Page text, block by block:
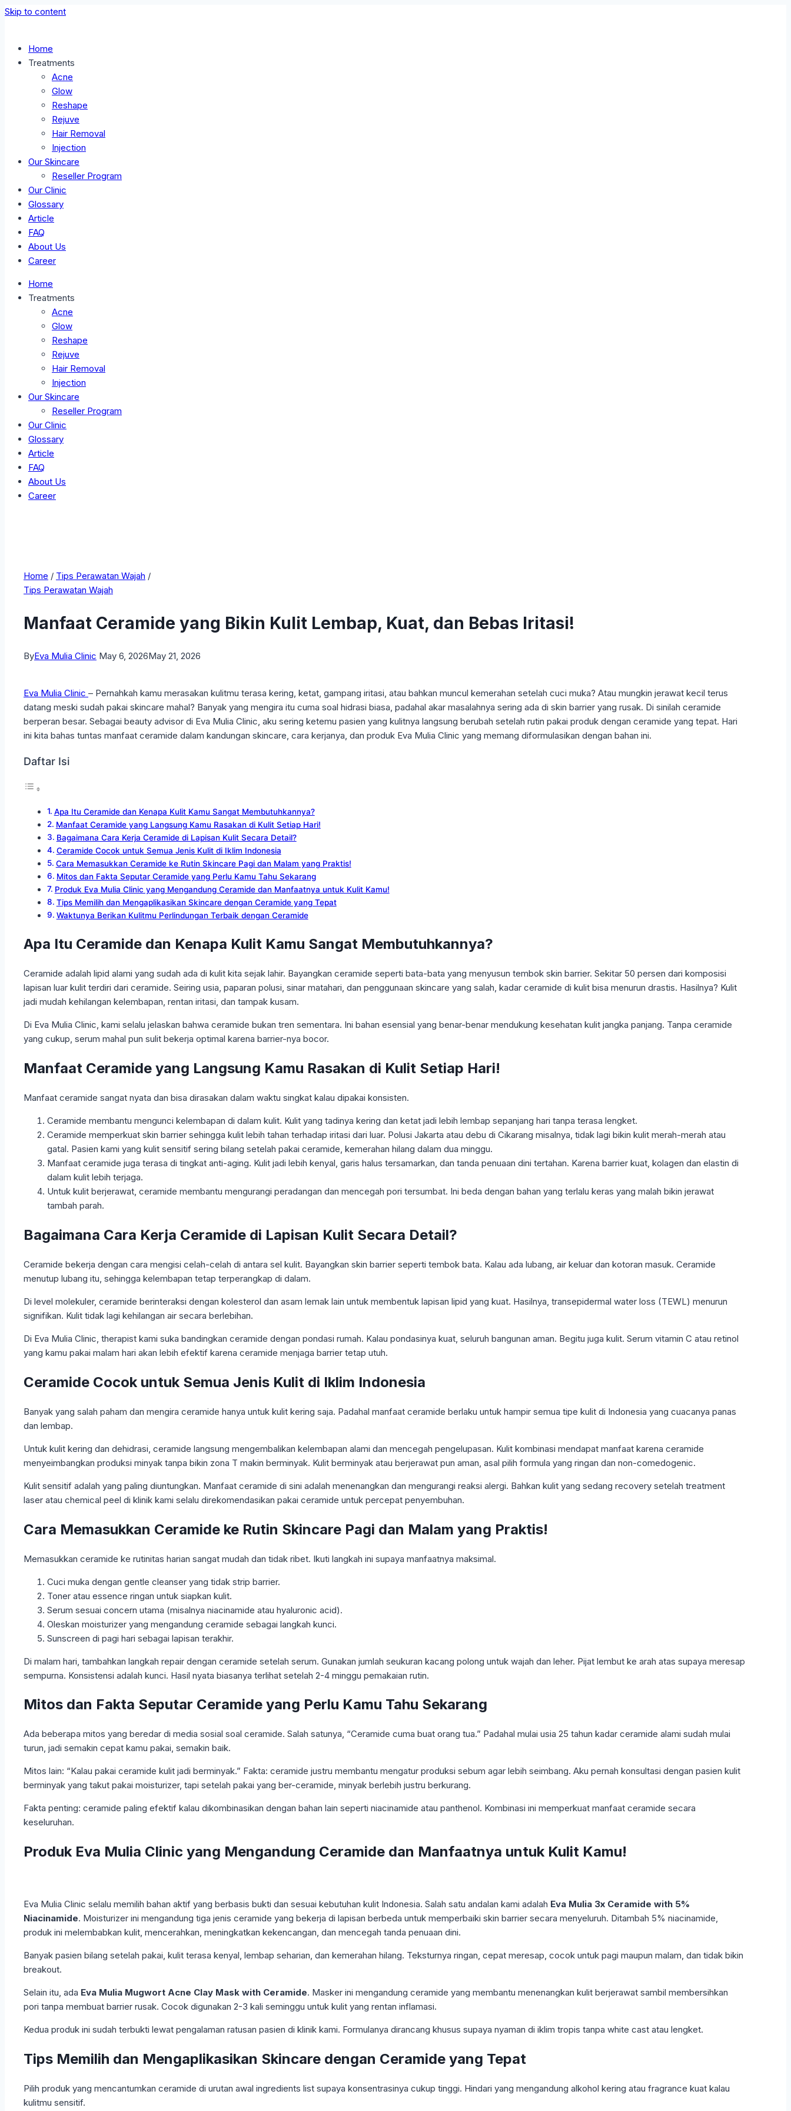
Skip to content
Home
Treatments
Acne
Glow
Reshape
Rejuve
Hair Removal
Injection
Our Skincare
Reseller Program
Our Clinic
Glossary
Article
FAQ
About Us
Career
Home
Treatments
Acne
Glow
Reshape
Rejuve
Hair Removal
Injection
Our Skincare
Reseller Program
Our Clinic
Glossary
Article
FAQ
About Us
Career
Home / Tips Perawatan Wajah /
Tips Perawatan Wajah
Manfaat Ceramide yang Bikin Kulit Lembap, Kuat, dan Bebas Iritasi!
ByEva Mulia Clinic May 6, 2026May 21, 2026
Eva Mulia Clinic – Pernahkah kamu merasakan kulitmu terasa kering, ketat, gampang iritasi, atau bahkan muncul kemerahan setelah cuci muka? Atau mungkin jerawat kecil terus
datang meski sudah pakai skincare mahal? Banyak yang mengira itu cuma soal hidrasi biasa, padahal akar masalahnya sering ada di skin barrier yang rusak. Di sinilah ceramide
berperan besar. Sebagai beauty advisor di Eva Mulia Clinic, aku sering ketemu pasien yang kulitnya langsung berubah setelah rutin pakai produk dengan ceramide yang tepat. Hari
ini kita bahas tuntas manfaat ceramide dalam kandungan skincare, cara kerjanya, dan produk Eva Mulia Clinic yang memang diformulasikan dengan bahan ini.
Daftar Isi
Apa Itu Ceramide dan Kenapa Kulit Kamu Sangat Membutuhkannya?
Manfaat Ceramide yang Langsung Kamu Rasakan di Kulit Setiap Hari!
Bagaimana Cara Kerja Ceramide di Lapisan Kulit Secara Detail?
Ceramide Cocok untuk Semua Jenis Kulit di Iklim Indonesia
Cara Memasukkan Ceramide ke Rutin Skincare Pagi dan Malam yang Praktis!
Mitos dan Fakta Seputar Ceramide yang Perlu Kamu Tahu Sekarang
Produk Eva Mulia Clinic yang Mengandung Ceramide dan Manfaatnya untuk Kulit Kamu!
Tips Memilih dan Mengaplikasikan Skincare dengan Ceramide yang Tepat
Waktunya Berikan Kulitmu Perlindungan Terbaik dengan Ceramide
Apa Itu Ceramide dan Kenapa Kulit Kamu Sangat Membutuhkannya?
Ceramide adalah lipid alami yang sudah ada di kulit kita sejak lahir. Bayangkan ceramide seperti bata-bata yang menyusun tembok skin barrier. Sekitar 50 persen dari komposisi
lapisan luar kulit terdiri dari ceramide. Seiring usia, paparan polusi, sinar matahari, dan penggunaan skincare yang salah, kadar ceramide di kulit bisa menurun drastis. Hasilnya? Kulit
jadi mudah kehilangan kelembapan, rentan iritasi, dan tampak kusam.
Di Eva Mulia Clinic, kami selalu jelaskan bahwa ceramide bukan tren sementara. Ini bahan esensial yang benar-benar mendukung kesehatan kulit jangka panjang. Tanpa ceramide
yang cukup, serum mahal pun sulit bekerja optimal karena barrier-nya bocor.
Manfaat Ceramide yang Langsung Kamu Rasakan di Kulit Setiap Hari!
Manfaat ceramide sangat nyata dan bisa dirasakan dalam waktu singkat kalau dipakai konsisten.
Ceramide membantu mengunci kelembapan di dalam kulit. Kulit yang tadinya kering dan ketat jadi lebih lembap sepanjang hari tanpa terasa lengket.
Ceramide memperkuat skin barrier sehingga kulit lebih tahan terhadap iritasi dari luar. Polusi Jakarta atau debu di Cikarang misalnya, tidak lagi bikin kulit merah-merah atau
gatal. Pasien kami yang kulit sensitif sering bilang setelah pakai ceramide, kemerahan hilang dalam dua minggu.
Manfaat ceramide juga terasa di tingkat anti-aging. Kulit jadi lebih kenyal, garis halus tersamarkan, dan tanda penuaan dini tertahan. Karena barrier kuat, kolagen dan elastin di
dalam kulit lebih terjaga.
Untuk kulit berjerawat, ceramide membantu mengurangi peradangan dan mencegah pori tersumbat. Ini beda dengan bahan yang terlalu keras yang malah bikin jerawat
tambah parah.
Bagaimana Cara Kerja Ceramide di Lapisan Kulit Secara Detail?
Ceramide bekerja dengan cara mengisi celah-celah di antara sel kulit. Bayangkan skin barrier seperti tembok bata. Kalau ada lubang, air keluar dan kotoran masuk. Ceramide
menutup lubang itu, sehingga kelembapan tetap terperangkap di dalam.
Di level molekuler, ceramide berinteraksi dengan kolesterol dan asam lemak lain untuk membentuk lapisan lipid yang kuat. Hasilnya, transepidermal water loss (TEWL) menurun
signifikan. Kulit tidak lagi kehilangan air secara berlebihan.
Di Eva Mulia Clinic, therapist kami suka bandingkan ceramide dengan pondasi rumah. Kalau pondasinya kuat, seluruh bangunan aman. Begitu juga kulit. Serum vitamin C atau retinol
yang kamu pakai malam hari akan lebih efektif karena ceramide menjaga barrier tetap utuh.
Ceramide Cocok untuk Semua Jenis Kulit di Iklim Indonesia
Banyak yang salah paham dan mengira ceramide hanya untuk kulit kering saja. Padahal manfaat ceramide berlaku untuk hampir semua tipe kulit di Indonesia yang cuacanya panas
dan lembap.
Untuk kulit kering dan dehidrasi, ceramide langsung mengembalikan kelembapan alami dan mencegah pengelupasan. Kulit kombinasi mendapat manfaat karena ceramide
menyeimbangkan produksi minyak tanpa bikin zona T makin berminyak. Kulit berminyak atau berjerawat pun aman, asal pilih formula yang ringan dan non-comedogenic.
Kulit sensitif adalah yang paling diuntungkan. Manfaat ceramide di sini adalah menenangkan dan mengurangi reaksi alergi. Bahkan kulit yang sedang recovery setelah treatment
laser atau chemical peel di klinik kami selalu direkomendasikan pakai ceramide untuk percepat penyembuhan.
Cara Memasukkan Ceramide ke Rutin Skincare Pagi dan Malam yang Praktis!
Memasukkan ceramide ke rutinitas harian sangat mudah dan tidak ribet. Ikuti langkah ini supaya manfaatnya maksimal.
Cuci muka dengan gentle cleanser yang tidak strip barrier.
Toner atau essence ringan untuk siapkan kulit.
Serum sesuai concern utama (misalnya niacinamide atau hyaluronic acid).
Oleskan moisturizer yang mengandung ceramide sebagai langkah kunci.
Sunscreen di pagi hari sebagai lapisan terakhir.
Di malam hari, tambahkan langkah repair dengan ceramide setelah serum. Gunakan jumlah seukuran kacang polong untuk wajah dan leher. Pijat lembut ke arah atas supaya meresap
sempurna. Konsistensi adalah kunci. Hasil nyata biasanya terlihat setelah 2-4 minggu pemakaian rutin.
Mitos dan Fakta Seputar Ceramide yang Perlu Kamu Tahu Sekarang
Ada beberapa mitos yang beredar di media sosial soal ceramide. Salah satunya, “Ceramide cuma buat orang tua.” Padahal mulai usia 25 tahun kadar ceramide alami sudah mulai
turun, jadi semakin cepat kamu pakai, semakin baik.
Mitos lain: “Kalau pakai ceramide kulit jadi berminyak.” Fakta: ceramide justru membantu mengatur produksi sebum agar lebih seimbang. Aku pernah konsultasi dengan pasien kulit
berminyak yang takut pakai moisturizer, tapi setelah pakai yang ber-ceramide, minyak berlebih justru berkurang.
Fakta penting: ceramide paling efektif kalau dikombinasikan dengan bahan lain seperti niacinamide atau panthenol. Kombinasi ini memperkuat manfaat ceramide secara
keseluruhan.
Produk Eva Mulia Clinic yang Mengandung Ceramide dan Manfaatnya untuk Kulit Kamu!
Eva Mulia Clinic selalu memilih bahan aktif yang berbasis bukti dan sesuai kebutuhan kulit Indonesia. Salah satu andalan kami adalah Eva Mulia 3x Ceramide with 5%
Niacinamide. Moisturizer ini mengandung tiga jenis ceramide yang bekerja di lapisan berbeda untuk memperbaiki skin barrier secara menyeluruh. Ditambah 5% niacinamide,
produk ini melembabkan kulit, mencerahkan, meningkatkan kekencangan, dan mencegah tanda penuaan dini.
Banyak pasien bilang setelah pakai, kulit terasa kenyal, lembap seharian, dan kemerahan hilang. Teksturnya ringan, cepat meresap, cocok untuk pagi maupun malam, dan tidak bikin
breakout.
Selain itu, ada Eva Mulia Mugwort Acne Clay Mask with Ceramide. Masker ini mengandung ceramide yang membantu menenangkan kulit berjerawat sambil membersihkan
pori tanpa membuat barrier rusak. Cocok digunakan 2-3 kali seminggu untuk kulit yang rentan inflamasi.
Kedua produk ini sudah terbukti lewat pengalaman ratusan pasien di klinik kami. Formulanya dirancang khusus supaya nyaman di iklim tropis tanpa white cast atau lengket.
Tips Memilih dan Mengaplikasikan Skincare dengan Ceramide yang Tepat
Pilih produk yang mencantumkan ceramide di urutan awal ingredients list supaya konsentrasinya cukup tinggi. Hindari yang mengandung alkohol kering atau fragrance kuat kalau
kulitmu sensitif.